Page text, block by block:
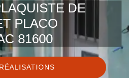
DE
PLACO
81600